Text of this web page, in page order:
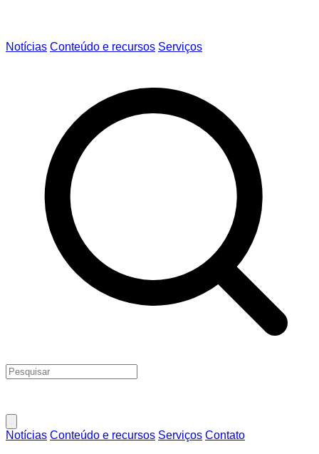
Notícias Conteúdo e recursos Serviços
Notícias Conteúdo e recursos Serviços Contato